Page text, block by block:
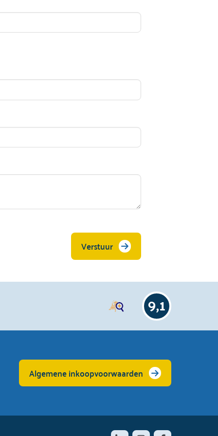
Verstuur
9,1
Algemene inkoopvoorwaarden